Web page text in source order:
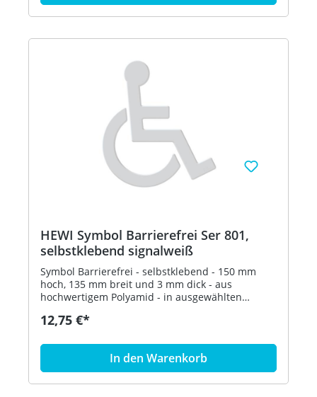
HEWI Symbol Barrierefrei Ser 801,
selbstklebend signalweiß
Symbol Barrierefrei - selbstklebend - 150 mm
hoch, 135 mm breit und 3 mm dick - aus
hochwertigem Polyamid - in ausgewählten
12,75 €*
In den Warenkorb